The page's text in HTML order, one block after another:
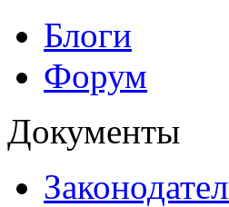
Блоги
Форум
Документы